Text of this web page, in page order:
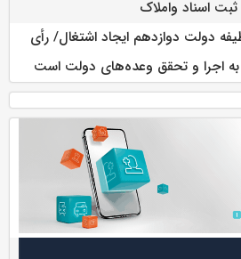
اسناد واملاک
دولت دوازدهم ایجاد اشتغال/ رأی
اجرا و تحقق وعده‌های دولت است